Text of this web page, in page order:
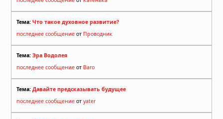
Тема: Что такое духовное развитие?
последнее сообщение от Проводник
Тема: Эра Водолея
последнее сообщение от Baro
Тема: Давайте предсказывать будущее
последнее сообщение от yater